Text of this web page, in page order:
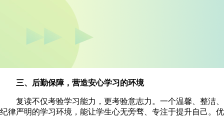
三、后勤保障，营造安心学习的环境
复读不仅考验学习能力，更考验意志力。一个温馨、整洁、
纪律严明的学习环境，能让学生心无旁骛、专注于提升自己。优